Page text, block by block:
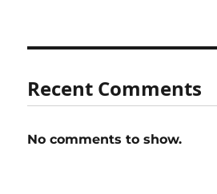
Recent Comments
No comments to show.